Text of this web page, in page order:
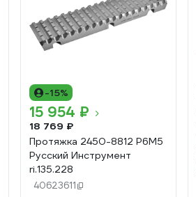
-15%
15 954 ₽
18 769 ₽
Протяжка 2450-8812 Р6М5
Русский Инструмент
ri.135.228
40623611